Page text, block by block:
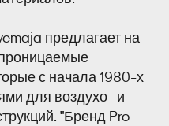
предлагает на
с начала 1980-х
для воздухо- и
"Бренд Pro